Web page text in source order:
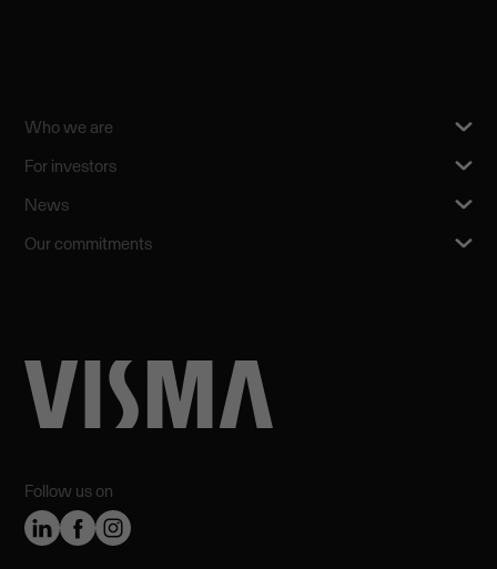
Follow us on
Who we are
For investors
News
Our commitments